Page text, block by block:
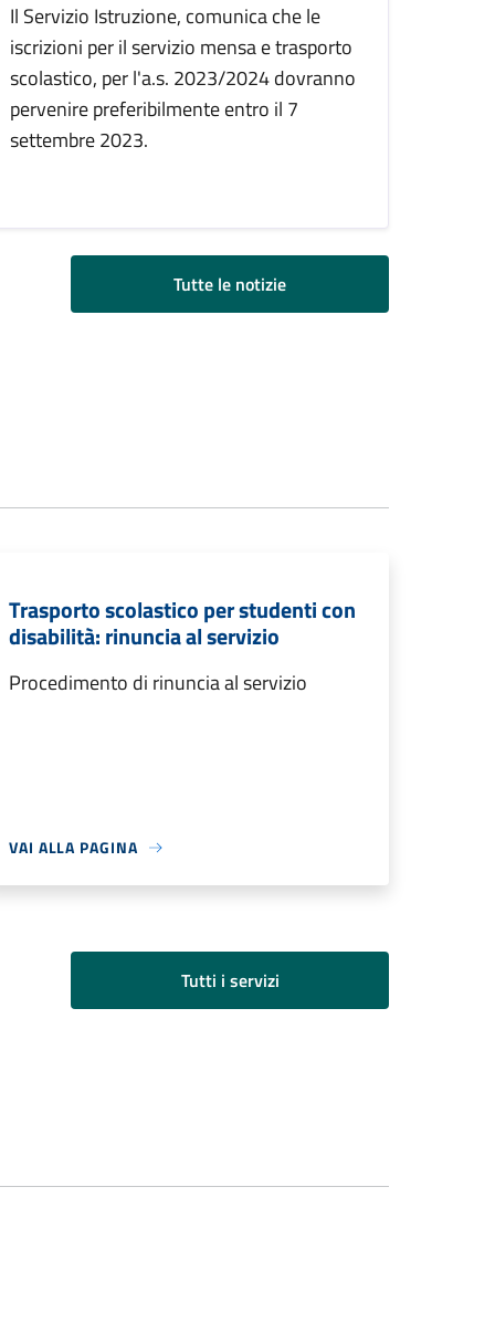
Il Servizio Istruzione, comunica che le
iscrizioni per il servizio mensa e trasporto
scolastico, per l'a.s. 2023/2024 dovranno
pervenire preferibilmente entro il 7
settembre 2023.
Tutte le notizie
Trasporto scolastico per studenti con
disabilità: rinuncia al servizio
Procedimento di rinuncia al servizio
VAI ALLA PAGINA
Tutti i servizi